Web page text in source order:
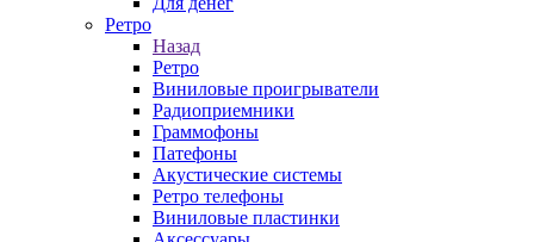
Ретро
Назад
Ретро
Виниловые проигрыватели
Радиоприемники
Граммофоны
Патефоны
Акустические системы
Ретро телефоны
Виниловые пластинки